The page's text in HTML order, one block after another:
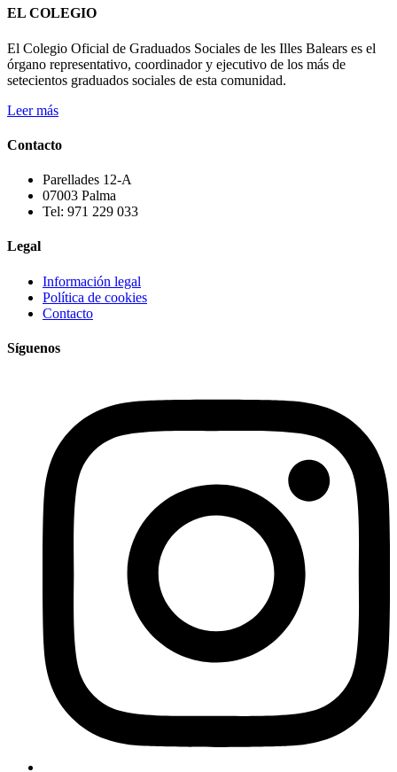
EL COLEGIO
El Colegio Oficial de Graduados Sociales de les Illes Balears es el
órgano representativo, coordinador y ejecutivo de los más de
setecientos graduados sociales de esta comunidad.
Leer más
Contacto
Parellades 12-A
07003 Palma
Tel: 971 229 033
Legal
Información legal
Política de cookies
Contacto
Síguenos